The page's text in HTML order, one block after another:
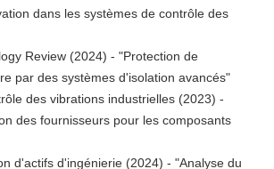
dans les systèmes de contrôle des
Review (2024) - "Protection de
par des systèmes d'isolation avancés"
des vibrations industrielles (2023) -
des fournisseurs pour les composants
d'actifs d'ingénierie (2024) - "Analyse du